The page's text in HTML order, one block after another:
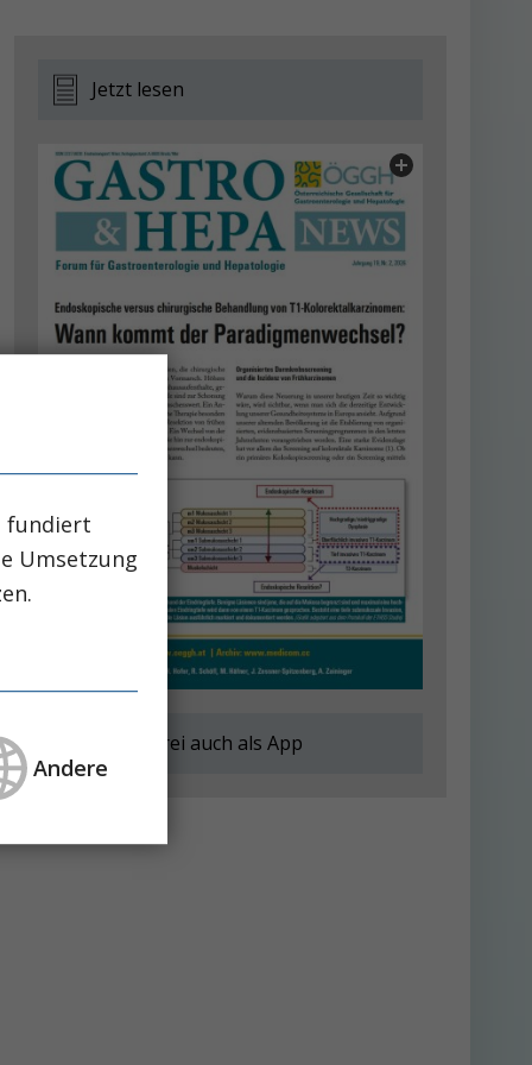
Jetzt lesen
Kostenfrei auch als App
fundiert
Umsetzung
Andere